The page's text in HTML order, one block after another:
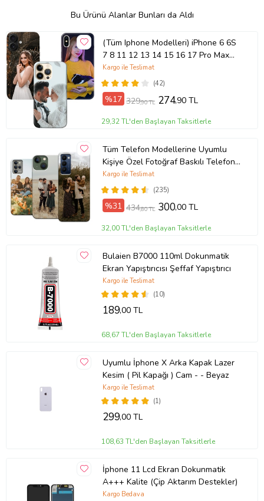
Bu Ürünü Alanlar Bunları da Aldı
(Tüm Iphone Modelleri) iPhone 6 6S
7 8 11 12 13 14 15 16 17 Pro Max
Plus Mini Kişiye Özel Resimli
Fotoğraflı Kılıf(42)
Kargo ile Teslimat
%17 329,90 TL 274,90 TL
29,32 TL'den Başlayan Taksitlerle
Tüm Telefon Modellerine Uyumlu
Kişiye Özel Fotoğraf Baskılı Telefon
Kılıfı
(235)
Kargo ile Teslimat
%31 434,80 TL 300,00 TL
32,00 TL'den Başlayan Taksitlerle
Bulaien B7000 110ml Dokunmatik
Ekran Yapıştırıcısı Şeffaf Yapıştırıcı
(10)
Kargo ile Teslimat
189,00 TL
68,67 TL'den Başlayan Taksitlerle
Uyumlu İphone X Arka Kapak Lazer
Kesim ( Pil Kapağı ) Cam - - Beyaz
(1)
Kargo ile Teslimat
299,00 TL
108,63 TL'den Başlayan Taksitlerle
İphone 11 Lcd Ekran Dokunmatik
A+++ Kalite (Çip Aktarım Destekler)
Kargo Bedava